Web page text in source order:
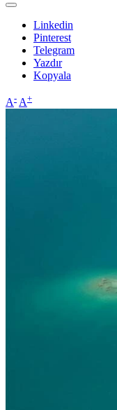
Linkedin
Pinterest
Telegram
Yazdır
Kopyala
A- A+